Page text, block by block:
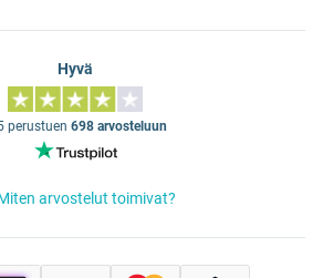
Hyvä
perustuen 698 arvosteluun
arvostelut toimivat?